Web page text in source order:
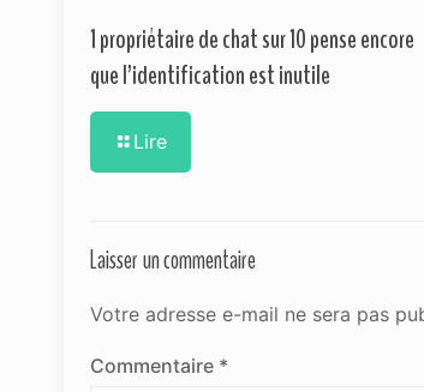
1 propriétaire de chat sur 10 pense encore
que l’identification est inutile
Lire
Laisser un commentaire
Votre adresse e-mail ne sera pas
Commentaire *